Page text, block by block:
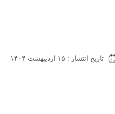
تاریخ انتشار : ۱۵ اردیبهشت ۱۴۰۴